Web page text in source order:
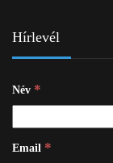
Hírlevél
Név *
Email *